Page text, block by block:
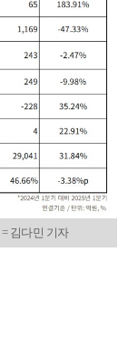
김다민 기자